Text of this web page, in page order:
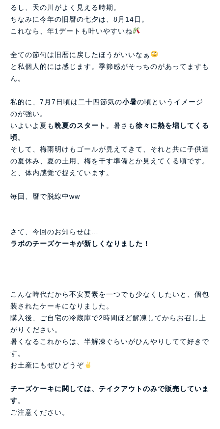
るし、天の川がよく見える時期。
ちなみに今年の旧暦の七夕は、8月14日。
これなら、年1デートも叶いやすいね
全ての節句は旧暦に戻したほうがいいなぁ
と私個人的には感じます。季節感がそっちのがあってますも
ん。
私的に、7月7日頃は二十四節気の小暑の頃というイメージ
のが強い。
いよいよ夏も晩夏のスタート 。暑さも徐々に熱を増してくる
頃。
そして、梅雨明けもゴールが見えてきて、それと共に子供達
の夏休み、夏の土用、梅を干す準備とか見えてくる頃です。
と、体内感覚で捉えています。
毎回、暦で脱線中ww
さて、今回のお知らせは…
ラボのチーズケーキが新しくなりました！
こんな時代だから不安要素を一つでも少なくしたいと、個包
装されたケーキになりました。
購入後、ご自宅の冷蔵庫で2時間ほど解凍してからお召し上
がりください。
暑くなるこれからは、半解凍ぐらいがひんやりしてて好きで
す。
お土産にもぜひどうぞ
チーズケーキに関しては、テイクアウトのみで販売していま
す。
ご注意ください。